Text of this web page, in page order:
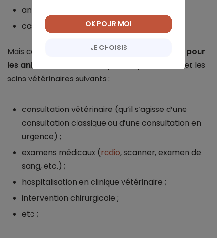
antipuces, vermifuge ;
castration ou stérilisation.
Mais ce n’est pas tout. Votreassurance santé pour
les animaux
couvre les dépenses préventives et les
soins vétérinaires suivants :
consultation vétérinaire (qu’il s’agisse d’une
consultation classique ou d’une consultation en
urgence) ;
examens médicaux (radio, scanner, examen de
sang, etc.) ;
hospitalisation en clinique vétérinaire ;
intervention chirurgicale ;
etc ;
JE CHOISIS
OK POUR MOI